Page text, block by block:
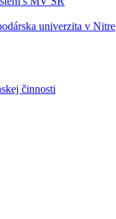
univerzita v Nitre
činnosti